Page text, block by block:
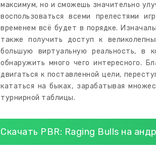
максимум, но и сможешь значительно
воспользоваться всеми прелестями
временем всё будет в порядке.
также получить доступ к
большую виртуальную реальность, в
обнаружить много чего интересного.
двигаться к поставленной цели,
кататься на быках, зарабатывая
турнирной таблицы.
Скачать PBR: Raging Bulls на